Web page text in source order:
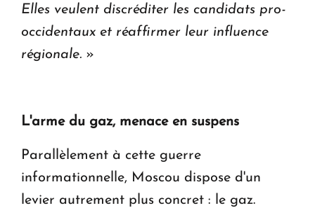
Elles veulent discréditer les candidats pro-
occidentaux et réaffirmer leur influence
régionale. »
L'arme du gaz, menace en suspens
Parallèlement à cette guerre
informationnelle, Moscou dispose d'un
levier autrement plus concret : le gaz.